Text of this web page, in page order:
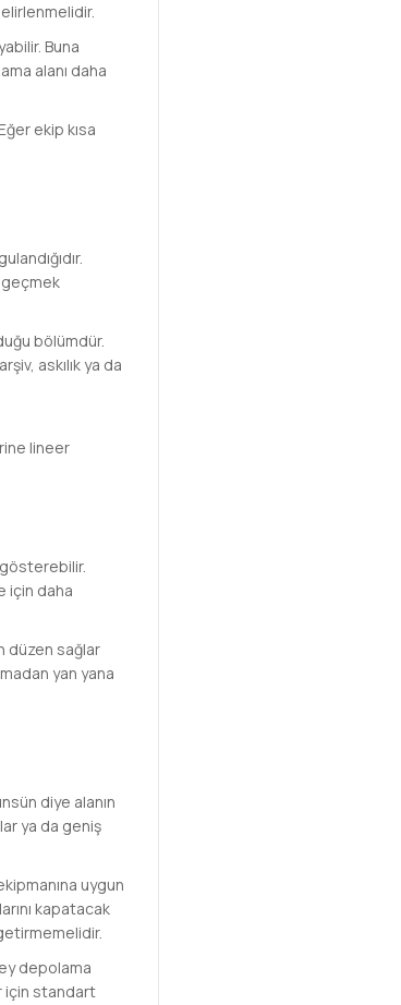
Buna
alanı daha
ekip kısa
geçmek
bölümdür.
askılık ya da
lineer
için daha
düzen sağlar
yan yana
diye alanın
ya da geniş
uygun
kapatacak
depolama
için standart